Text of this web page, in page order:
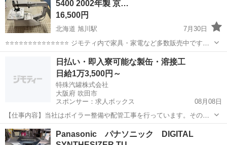
5400 2002年製 京…
16,500円
北海道 旭川駅
7月30日
⭐⭐⭐⭐⭐⭐⭐⭐⭐⭐⭐⭐⭐⭐ ジモティ内で家具・家電など多数販売中です
⭐⭐⭐⭐⭐⭐⭐⭐⭐⭐⭐⭐⭐⭐ 【商品説明】 動作確認済みです。 中古品の為、
キズ、汚れ等ありますが、 使用に差し支えるようなダメ...
旭川市 旭川駅 その他 糸ノコ
日払い・即入寮可能な製缶・溶接工
日給1万3,500円～
特殊汽罐株式会社
大阪府 吹田市
スポンサー：求人ボックス
08月08日
【仕事内容】当社はボイラー整備や配管工事を行っています。その中
で必要な配管やボイラーの製缶作業(溶接・切断・架台等の製作)業務に
当社工場内であたっていただきます。 工場は大阪府吹田市芳野町。御
アルバイト・パート
Panasonic パナソニック DIGITAL